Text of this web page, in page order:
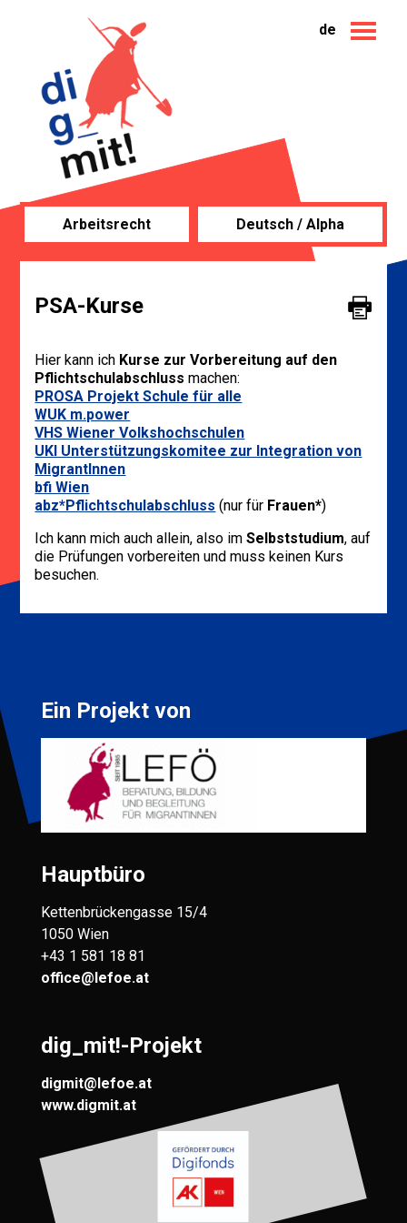
de
Arbeitsrecht Deutsch / Alpha
PSA-Kurse
Hier kann ich Kurse zur Vorbereitung auf den
Pflichtschulabschlussmachen:
PROSA Projekt Schule für alle
WUK m.power
VHS Wiener Volkshochschulen
UKI Unterstützungskomitee zur Integration von
MigrantInnen
bfi Wien
abz*Pflichtschulabschluss (nur für Frauen*)
Ich kann mich auch allein, also imSelbststudium, auf
die Prüfungen vorbereiten und muss keinen Kurs
besuchen.
Ein Projekt von
Hauptbüro
Kettenbrückengasse 15/4
1050 Wien
+43 1 581 18 81
office@lefoe.at
dig_mit!-Projekt
digmit@lefoe.at
www.digmit.at